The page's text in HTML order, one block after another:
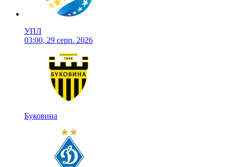
УПЛ
03:00, 29 серп. 2026
Буковина